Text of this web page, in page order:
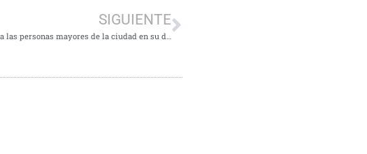
SIGUIENTE
El PSOE de Tres Cantos pide más recursos para las personas mayores de la ciudad en su día internacional